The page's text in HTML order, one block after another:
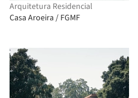
Arquitetura Residencial
Casa Aroeira / FGMF